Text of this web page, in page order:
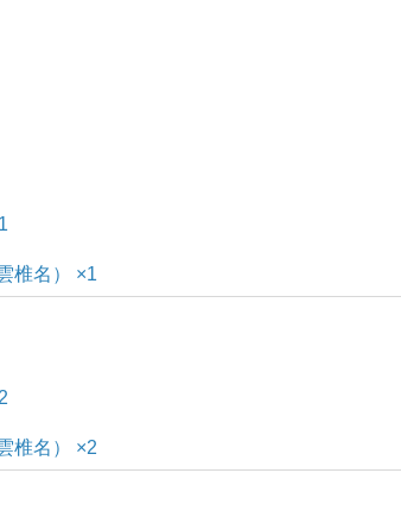
椎名） ×1
椎名） ×2